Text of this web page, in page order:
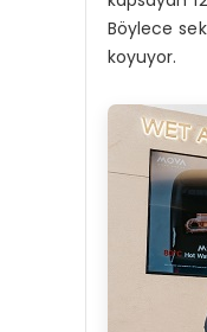
Böylece
koyuyor.